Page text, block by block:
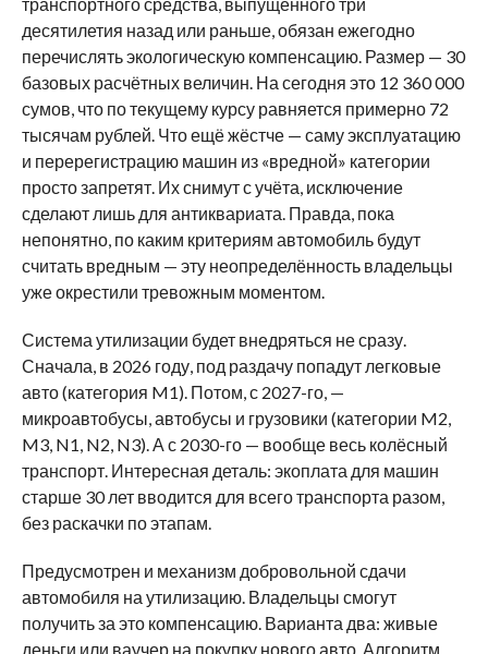
десятилетия назад или раньше, обязан ежегодно
перечислять экологическую компенсацию. Размер — 30
базовых расчётных величин. На сегодня это 12 360 000
сумов, что по текущему курсу равняется примерно 72
тысячам рублей. Что ещё жёстче — саму эксплуатацию
и перерегистрацию машин из «вредной» категории
просто запретят. Их снимут с учёта, исключение
сделают лишь для антиквариата. Правда, пока
непонятно, по каким критериям автомобиль будут
считать вредным — эту неопределённость владельцы
уже окрестили тревожным моментом.
Система утилизации будет внедряться не сразу.
Сначала, в 2026 году, под раздачу попадут легковые
авто (категория M1). Потом, с 2027-го, —
микроавтобусы, автобусы и грузовики (категории M2,
M3, N1, N2, N3). А с 2030-го — вообще весь колёсный
транспорт. Интересная деталь: экоплата для машин
старше 30 лет вводится для всего транспорта разом,
без раскачки по этапам.
Предусмотрен и механизм добровольной сдачи
автомобиля на утилизацию. Владельцы смогут
получить за это компенсацию. Варианта два: живые
деньги или ваучер на покупку нового авто. Алгоритм